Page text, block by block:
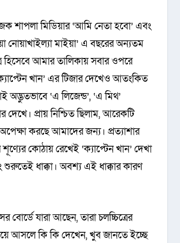
শাপলা মিডিয়ার ‘আমি নেতা হবো’ এবং
নোয়াখাইল্যা মাইয়া’ এ বছরের অন্যতম
হিসেবে আমার তালিকায় সবার ওপরে
খান’ এর টিজার দেখেও আতংকিত
অদ্ভুতভাবে ‘এ লিজেন্ড’, ‘এ মিথ’
দেখে। প্রায় নিশ্চিত ছিলাম, আরেকটি
অপেক্ষা করছে আমাদের জন্য। প্রত্যাশার
কোঠায় রেখেই ‘ক্যাপ্টেন খান’ দেখা
ধাক্কা। অবশ্য এই ধাক্কার কারণ
বোর্ডে যারা আছেন, তারা চলচ্চিত্রের
আসলে কি কি দেখেন, খুব জানতে ইচ্ছে